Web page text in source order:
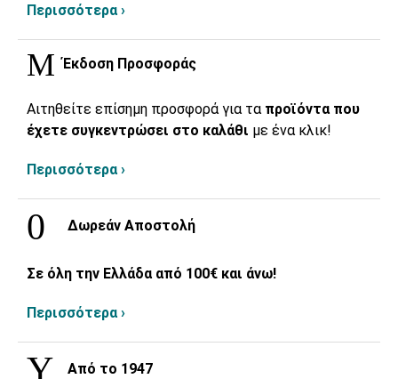
Περισσότερα ›
Έκδοση Προσφοράς
Αιτηθείτε επίσημη προσφορά για τα προϊόντα που
έχετε συγκεντρώσει στο καλάθι με ένα κλικ!
Περισσότερα ›
Δωρεάν Αποστολή
Σε όλη την Ελλάδα από 100€ και άνω!
Περισσότερα ›
Από το 1947